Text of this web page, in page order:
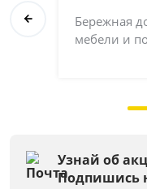
Бережная
мебели и
Узнай об
Подпишись